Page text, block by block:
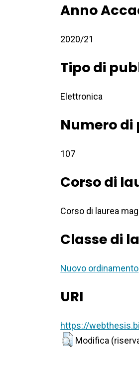
Anno
2020/21
Tipo di
Elettronica
Numero di
107
Corso di
Corso di laurea
Classe di
Nuovo ordinamento
URI
https://
Modifica